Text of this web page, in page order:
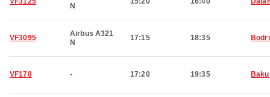
N
VF3095
Airbus A321
N
17:15 18:35
VF178 - 17:20 19:35 Baku